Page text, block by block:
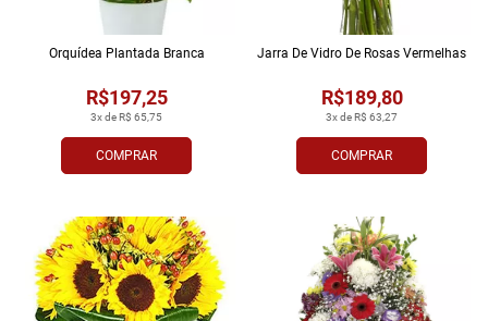
COMPRAR
3x de R$ 65,75
R$197,25
Orquídea Plantada Branca
COMPRAR
3x de R$ 63,27
R$189,80
Jarra De Vidro De Rosas Vermelhas